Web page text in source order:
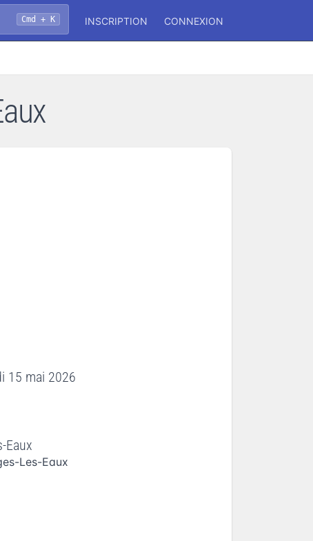
Cmd + K INSCRIPTION CONNEXION
15 mai 2026
Eaux
Les-Eaux